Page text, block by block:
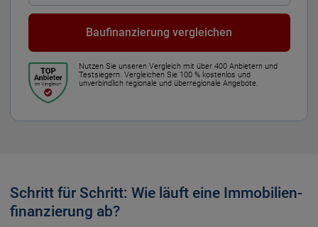
Baufinanzierung vergleichen
Nutzen Sie unseren Vergleich mit über 400 Anbietern und
Testsiegern. Vergleichen Sie 100 % kostenlos und
unverbindlich regionale und überregionale Angebote.
Schritt für Schritt: Wie läuft eine Immobilien­
finanzierung ab?